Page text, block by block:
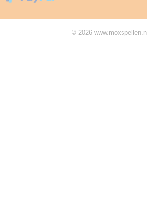
© 2026 www.moxspellen.nl